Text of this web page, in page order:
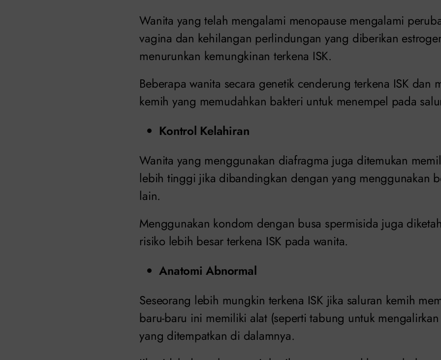
Wanita yang telah mengalami menopause mengalami
vagina dan kehilangan perlindungan yang diberikan
menurunkan kemungkinan terkena ISK.
Beberapa wanita secara genetik cenderung terkena ISK dan
kemih yang memudahkan bakteri untuk menempel pada
Kontrol Kelahiran
Wanita yang menggunakan diafragma juga ditemukan
lebih tinggi jika dibandingkan dengan yang menggunakan
lain.
Menggunakan kondom dengan busa spermisida juga
risiko lebih besar terkena ISK pada wanita.
Anatomi Abnormal
Seseorang lebih mungkin terkena ISK jika saluran kemih
baru-baru ini memiliki alat (seperti tabung untuk
yang ditempatkan di dalamnya.